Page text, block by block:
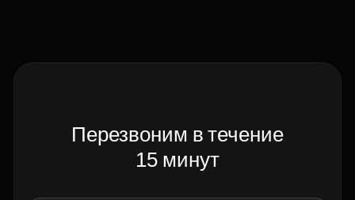
Перезвоним в течение
15 минут